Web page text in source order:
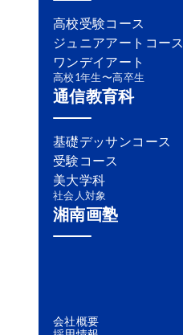
高校受験コース
ジュニアアートコース
ワンデイアート
高校1年生〜高卒生
通信教育科
基礎デッサンコース
受験コース
美大学科
社会人対象
湘南画塾
会社概要